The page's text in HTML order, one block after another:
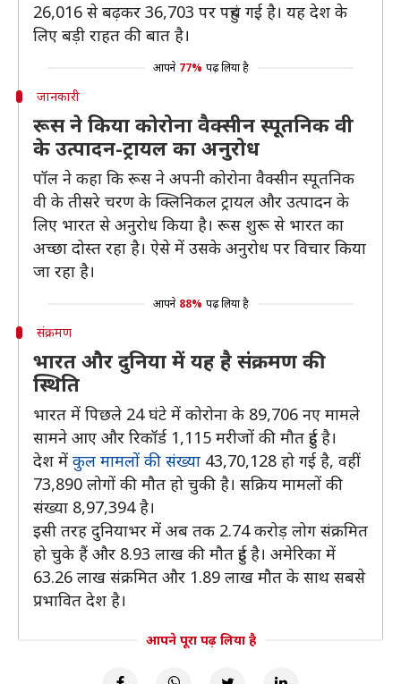
26,016 से बढ़कर 36,703 पर पहुंच गई है। यह देश के
लिए बड़ी राहत की बात है।
आपने 77% पढ़ लिया है
जानकारी
रूस ने किया कोरोना वैक्‍सीन स्पूतनिक वी
के उत्‍पादन-ट्रायल का अनुरोध
पॉल ने कहा कि रूस ने अपनी कोरोना वैक्सीन स्पूतनिक
वी के तीसरे चरण के क्लिनिकल ट्रायल और उत्पादन के
लिए भारत से अनुरोध किया है। रूस शुरू से भारत का
अच्छा दोस्त रहा है। ऐसे में उसके अनुरोध पर विचार किया
जा रहा है।
आपने 88% पढ़ लिया है
संक्रमण
भारत और दुनिया में यह है संक्रमण की
स्थिति
भारत में पिछले 24 घंटे में कोरोना के 89,706 नए मामले
सामने आए और रिकॉर्ड 1,115 मरीजों की मौत हुई है।
देश में कुल मामलों की संख्या 43,70,128 हो गई है, वहीं
73,890 लोगों की मौत हो चुकी है। सक्रिय मामलों की
संख्या 8,97,394 है।
इसी तरह दुनियाभर में अब तक 2.74 करोड़ लोग संक्रमित
हो चुके हैं और 8.93 लाख की मौत हुई है। अमेरिका में
63.26 लाख संक्रमित और 1.89 लाख मौत के साथ सबसे
प्रभावित देश है।
आपने पूरा पढ़ लिया है